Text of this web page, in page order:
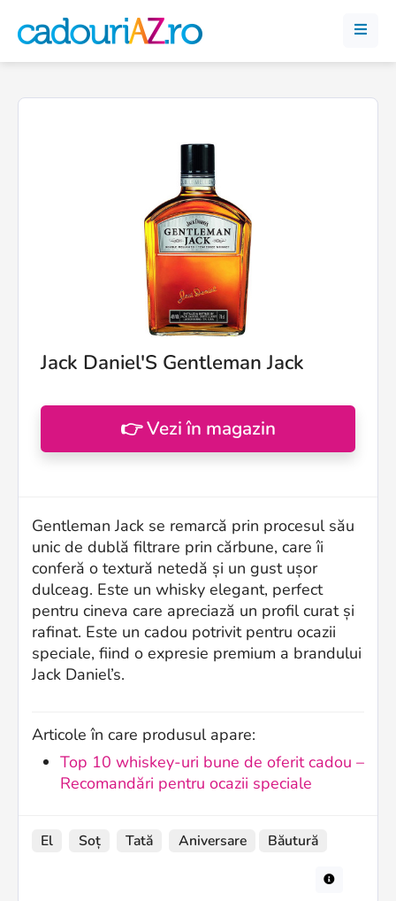
Jack Daniel'S Gentleman Jack
👉 Vezi în magazin
Gentleman Jack se remarcă prin procesul său
unic de dublă filtrare prin cărbune, care îi
conferă o textură netedă și un gust ușor
dulceag. Este un whisky elegant, perfect
pentru cineva care apreciază un profil curat și
rafinat. Este un cadou potrivit pentru ocazii
speciale, fiind o expresie premium a brandului
Jack Daniel’s.
Articole în care produsul apare:
Top 10 whiskey-uri bune de oferit cadou –
Recomandări pentru ocazii speciale
El Soț Tată Aniversare Băutură